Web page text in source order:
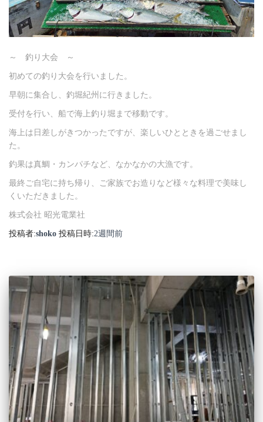
～ 釣り大会 ～
初めての釣り大会を行いました。
早朝に集合し、釣堀紀州に行きました。
受付を行い、船で海上釣り堀まで移動です。
海上は日差しがきつかったですが、楽しいひとときを過ごせまし
た。
釣果は真鯛・カンパチなど、なかなかの大漁です。
最終ご自宅に持ち帰り、ご家族でお造りなど様々な料理で美味し
くいただきました。
株式会社 昭光電業社
投稿者:shoko 投稿日時:2週間前